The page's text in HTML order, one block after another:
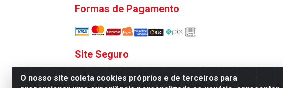
O nosso site coleta cookies próprios e de terceiros para
Formas de Pagamento
Site Seguro